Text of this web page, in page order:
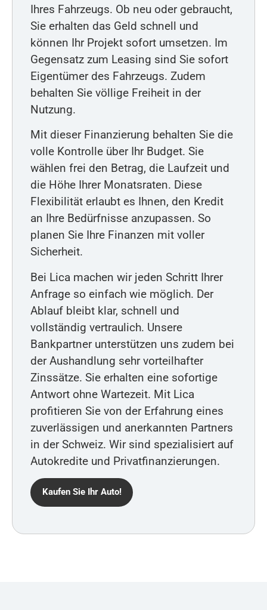
Ihres Fahrzeugs. Ob neu oder gebraucht,
Sie erhalten das Geld schnell und
können Ihr Projekt sofort umsetzen. Im
Gegensatz zum Leasing sind Sie sofort
Eigentümer des Fahrzeugs. Zudem
behalten Sie völlige Freiheit in der
Nutzung.
Mit dieser Finanzierung behalten Sie die
volle Kontrolle über Ihr Budget. Sie
wählen frei den Betrag, die Laufzeit und
die Höhe Ihrer Monatsraten. Diese
Flexibilität erlaubt es Ihnen, den Kredit
an Ihre Bedürfnisse anzupassen. So
planen Sie Ihre Finanzen mit voller
Sicherheit.
Bei Lica machen wir jeden Schritt Ihrer
Anfrage so einfach wie möglich. Der
Ablauf bleibt klar, schnell und
vollständig vertraulich. Unsere
Bankpartner unterstützen uns zudem bei
der Aushandlung sehr vorteilhafter
Zinssätze. Sie erhalten eine sofortige
Antwort ohne Wartezeit. Mit Lica
profitieren Sie von der Erfahrung eines
zuverlässigen und anerkannten Partners
in der Schweiz. Wir sind spezialisiert auf
Autokredite und Privatfinanzierungen.
Kaufen Sie Ihr Auto!